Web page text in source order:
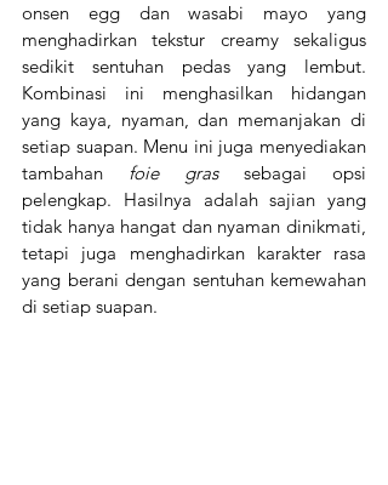
onsen egg dan wasabi mayo yang
menghadirkan tekstur creamy sekaligus
sedikit sentuhan pedas yang lembut.
Kombinasi ini menghasilkan hidangan
yang kaya, nyaman, dan memanjakan di
setiap suapan. Menu ini juga menyediakan
tambahan foie gras sebagai opsi
pelengkap. Hasilnya adalah sajian yang
tidak hanya hangat dan nyaman dinikmati,
tetapi juga menghadirkan karakter rasa
yang berani dengan sentuhan kemewahan
di setiap suapan.